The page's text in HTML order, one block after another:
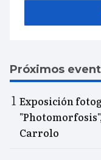
Próximos
Exposición
Carrolo